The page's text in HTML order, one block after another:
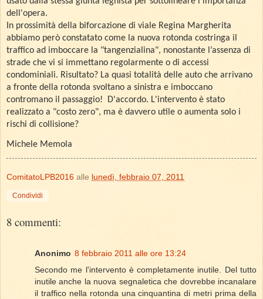
dell'opera.
In prossimità della biforcazione di viale Regina Margherita
abbiamo però constatato come la nuova rotonda costringa il
traffico ad imboccare la "tangenzialina", nonostante l’assenza di
strade che vi si immettano regolarmente o di accessi
condominiali. Risultato? La quasi totalità delle auto che arrivano
a fronte della rotonda svoltano a sinistra e imboccano
contromano il passaggio! D'accordo. L'intervento è stato
realizzato a "costo zero", ma è davvero utile o aumenta solo i
rischi di collisione?
Michele Memola
ComitatoLPB2016 alle lunedì, febbraio 07, 2011
Condividi
8 commenti:
Anonimo 8 febbraio 2011 alle ore 13:24
Secondo me l'intervento è completamente inutile. Del tutto
inutile anche la nuova segnaletica che dovrebbe incanalare
il traffico nella rotonda una cinquantina di metri prima della